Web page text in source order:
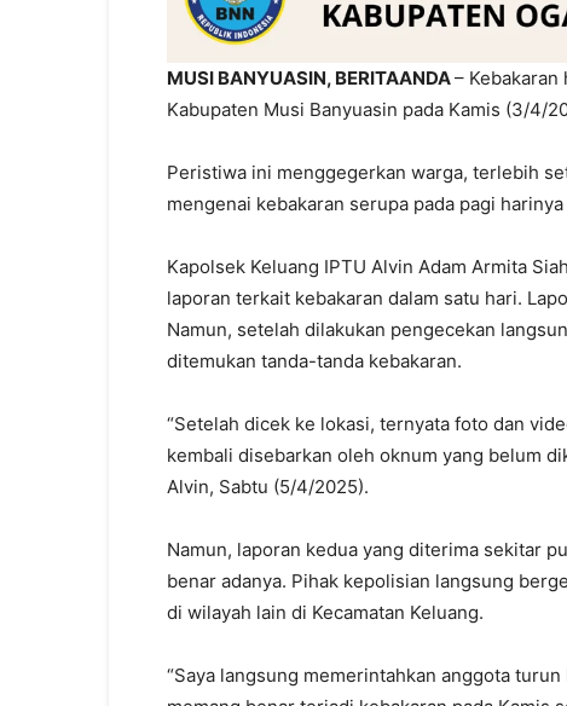
MUSI BANYUASIN, BERITAANDA– Kebakaran
Kabupaten Musi Banyuasin pada Kamis (3/4/
Peristiwa ini menggegerkan warga, terlebih
mengenai kebakaran serupa pada pagi
Kapolsek Keluang IPTU Alvin Adam Armita
laporan terkait kebakaran dalam satu hari.
Namun, setelah dilakukan pengecekan
ditemukan tanda-tanda kebakaran.
“Setelah dicek ke lokasi, ternyata foto dan
kembali disebarkan oleh oknum yang belum
Alvin, Sabtu (5/4/2025).
Namun, laporan kedua yang diterima sekitar
benar adanya. Pihak kepolisian langsung
di wilayah lain di Kecamatan Keluang.
“Saya langsung memerintahkan anggota